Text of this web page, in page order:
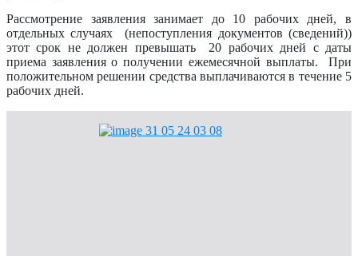
Рассмотрение заявления занимает до 10 рабочих дней, в
отдельных случаях (непоступления документов (сведений))
этот срок не должен превышать 20 рабочих дней с даты
приема заявления о получении ежемесячной выплаты. При
положительном решении средства выплачиваются в течение 5
рабочих дней.